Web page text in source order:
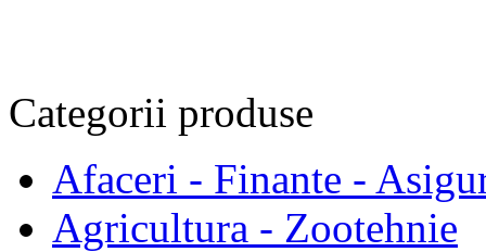
Categorii produse
Afaceri - Finante -
Agricultura - Zootehnie